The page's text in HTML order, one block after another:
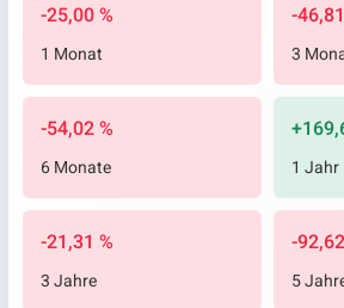
-25,00 %
1 Monat
-
3
-54,02 %
6 Monate 1 Jahr
-21,31 %
3 Jahre
-
5